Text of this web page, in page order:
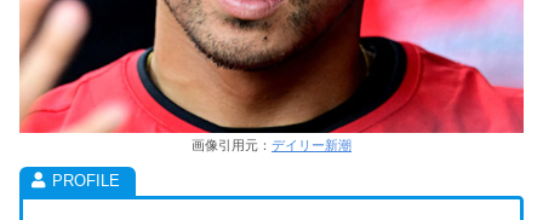
画像引用元： デイリー新潮